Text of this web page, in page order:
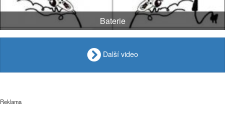
Baterie
Další video
Reklama